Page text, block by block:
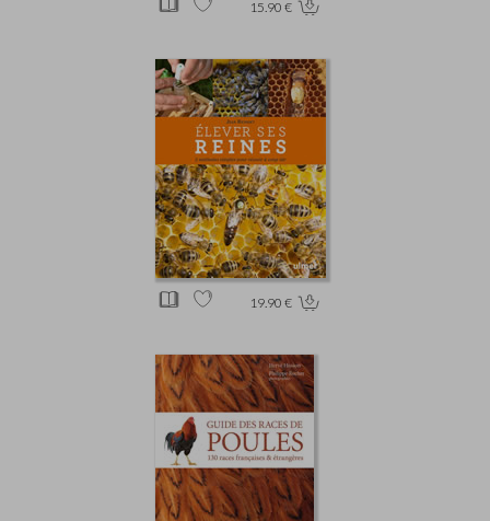
15.90 €
19.90 €